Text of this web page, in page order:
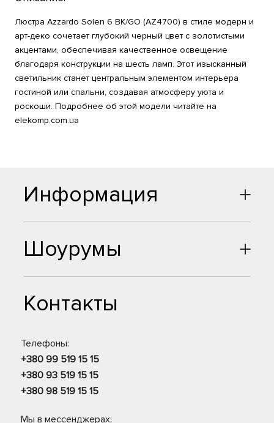
Люстра Azzardo Solen 6 BK/GO (AZ4700) в стиле модерн и
арт-деко сочетает глубокий черный цвет с золотистыми
акцентами, обеспечивая качественное освещение
благодаря конструкции на шесть ламп. Этот изысканный
светильник станет центральным элементом интерьера
гостиной или спальни, создавая атмосферу уюта и
роскоши. Подробнее об этой модели читайте на
elekomp.com.ua
Шоурумы
Контакты
Телефоны:
+380 99 519 15 15
+380 93 519 15 15
+380 98 519 15 15
Мы в мессенджерах:
Информация